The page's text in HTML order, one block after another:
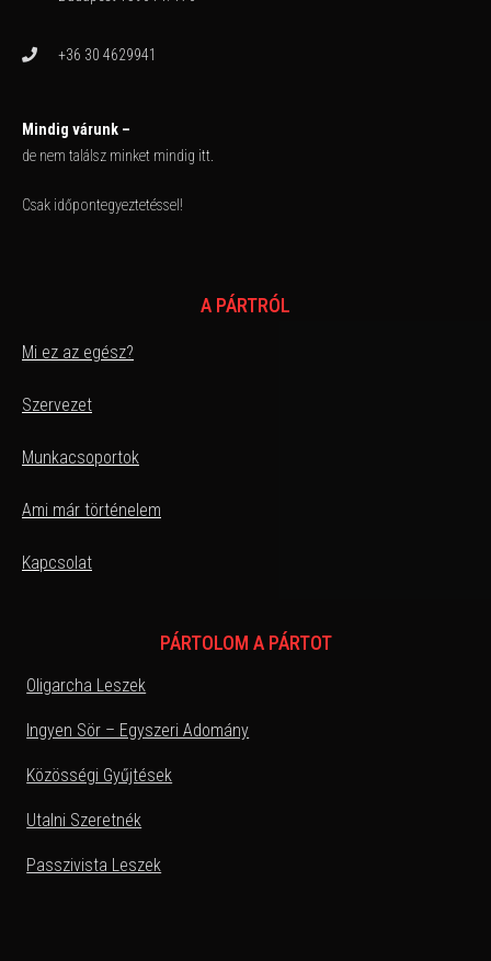
+36 30 4629941
Mindig várunk –
de nem találsz minket mindig itt.
Csak időpontegyeztetéssel!
A PÁRTRÓL
Mi ez az egész?
Szervezet
Munkacsoportok
Ami már történelem
Kapcsolat
PÁRTOLOM A PÁRTOT
Oligarcha Leszek
Ingyen Sör – Egyszeri Adomány
Közösségi Gyűjtések
Utalni Szeretnék
Passzivista Leszek